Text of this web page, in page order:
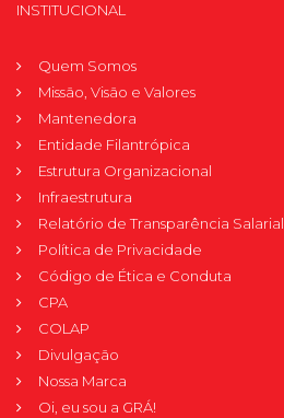
INSTITUCIONAL
Quem Somos
Missão, Visão e Valores
Mantenedora
Entidade Filantrópica
Estrutura Organizacional
Infraestrutura
Relatório de Transparência Salarial
Política de Privacidade
Código de Ética e Conduta
CPA
COLAP
Divulgação
Nossa Marca
Oi, eu sou a GRÁ!